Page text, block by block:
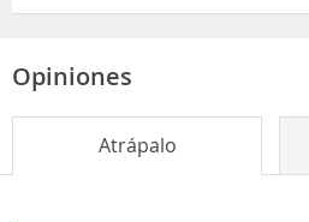
Opiniones
Atrápalo